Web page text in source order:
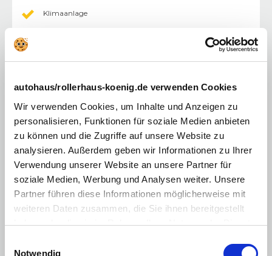
autohaus/rollerhaus-koenig.de verwenden Cookies
Wir verwenden Cookies, um Inhalte und Anzeigen zu
personalisieren, Funktionen für soziale Medien anbieten
zu können und die Zugriffe auf unsere Website zu
analysieren. Außerdem geben wir Informationen zu Ihrer
Verwendung unserer Website an unsere Partner für
soziale Medien, Werbung und Analysen weiter. Unsere
Partner führen diese Informationen möglicherweise mit
weiteren Daten zusammen, die Sie ihnen bereitgestellt
haben oder die sie im Rahmen Ihrer Nutzung der Dienste
Cookies, wenn Sie unsere Webseite weiterhin nutzen.
Notwendig
Klimaanlage
Lederlenkrad
Zentralverriegelung mit Fernbedienung
Android Auto
Apple CarPlay
Sonstiges
LM-Felgen